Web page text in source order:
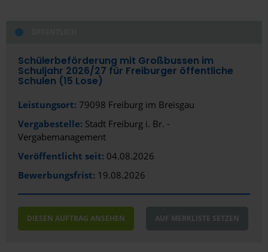
Emmendingen
Erfurt
Erlangen
Eschborn
Essen
Esslingen am Neckar
Schülerbeförderung mit Großbussen im
Schuljahr 2026/­27 für Freiburger öffentliche
Schulen (15 Lose)
Leistungsort: 79098 Freiburg im Breisgau
Vergabestelle: Stadt Freiburg i. Br. -
Vergabemanagement
Veröffentlicht seit: 04.08.2026
Bewerbungsfrist: 19.08.2026
DIESEN AUFTRAG ANSEHEN AUF MERKLISTE SETZEN